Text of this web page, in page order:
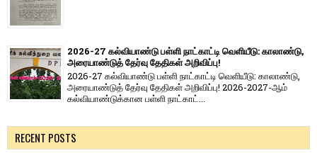
2026-27 கல்வியாண்டு பள்ளி நாட்காட்டி வெளியீடு: காலாண்டு,
அரையாண்டுத் தேர்வு தேதிகள் அறிவிப்பு!
2026-27 கல்வியாண்டு பள்ளி நாட்காட்டி வெளியீடு: காலாண்டு,
அரையாண்டுத் தேர்வு தேதிகள் அறிவிப்பு! 2026-2027-ஆம்
கல்வியாண்டுக்கான பள்ளி நாட்காட்...
RECENT POSTS